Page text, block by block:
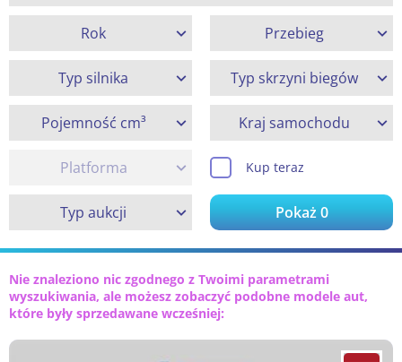
Rok Przebieg
Typ silnika Typ skrzyni biegów
Pojemność cm³ Kraj samochodu
Platforma Kup teraz
Typ aukcji Pokaż0
Nie znaleziono nic zgodnego z Twoimi parametrami
wyszukiwania, ale możesz zobaczyć podobne modele aut,
które były sprzedawane wcześniej: